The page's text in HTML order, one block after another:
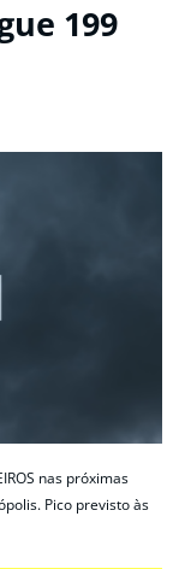
199
nas próximas
Pico previsto às